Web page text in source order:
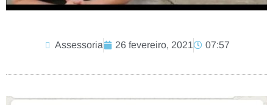
Assessoria 26 fevereiro, 2021 07:57